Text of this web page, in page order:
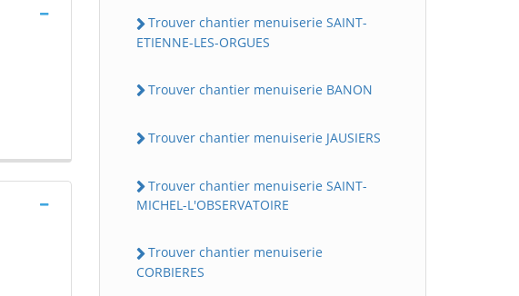
Trouver chantier menuiserie SAINT-
ETIENNE-LES-ORGUES
Trouver chantier menuiserie BANON
Trouver chantier menuiserie JAUSIERS
Trouver chantier menuiserie SAINT-
MICHEL-L'OBSERVATOIRE
Trouver chantier menuiserie
CORBIERES